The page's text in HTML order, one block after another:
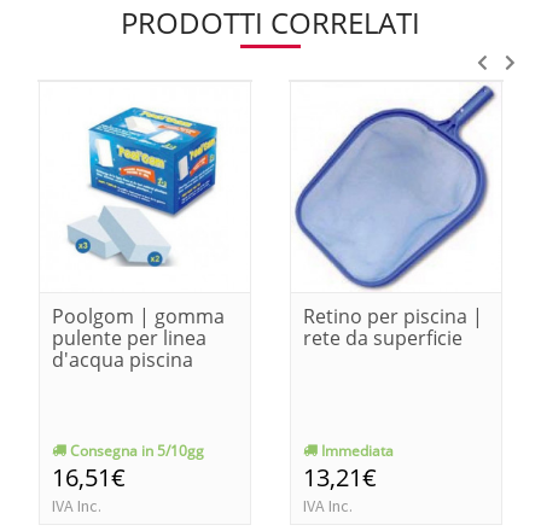
PRODOTTI CORRELATI
Poolgom | gomma
pulente per linea
d'acqua piscina
Consegna in 5/10gg
16,51€
IVA Inc.
Retino per piscina |
rete da superficie
Immediata
13,21€
IVA Inc.